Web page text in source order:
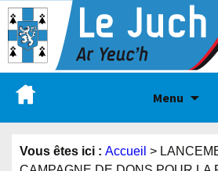
Menu
Vous êtes ici : Accueil >